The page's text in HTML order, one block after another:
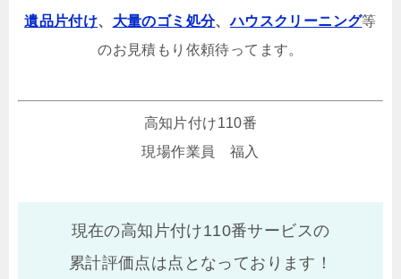
遺品片付け、 大量のゴミ処分、ハウスクリーニング等
のお見積もり依頼待ってます。
高知片付け110番
現場作業員 福入
現在の高知片付け110番サービスの
累計評価点は点となっております！